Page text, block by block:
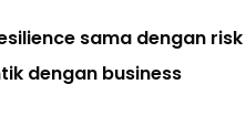
sama dengan risk
dengan business